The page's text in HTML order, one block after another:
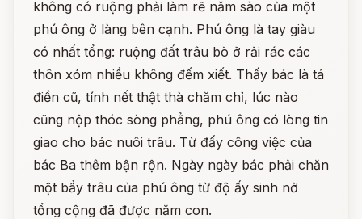
không có ruộng phải làm rẽ năm sào của một
phú ông ở làng bên cạnh. Phú ông là tay giàu
có nhất tổng: ruộng đất trâu bò ở rải rác các
thôn xóm nhiều không đếm xiết. Thấy bác là tá
điền cũ, tính nết thật thà chăm chỉ, lúc nào
cũng nộp thóc sòng phẳng, phú ông có lòng tin
giao cho bác nuôi trâu. Từ đấy công việc của
bác Ba thêm bận rộn. Ngày ngày bác phải chăn
một bầy trâu của phú ông từ độ ấy sinh nở
tổng cộng đã được năm con.